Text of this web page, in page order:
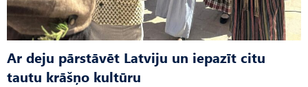
Ar deju pārstāvēt Latviju un iepazīt citu
tautu krāšņo kultūru